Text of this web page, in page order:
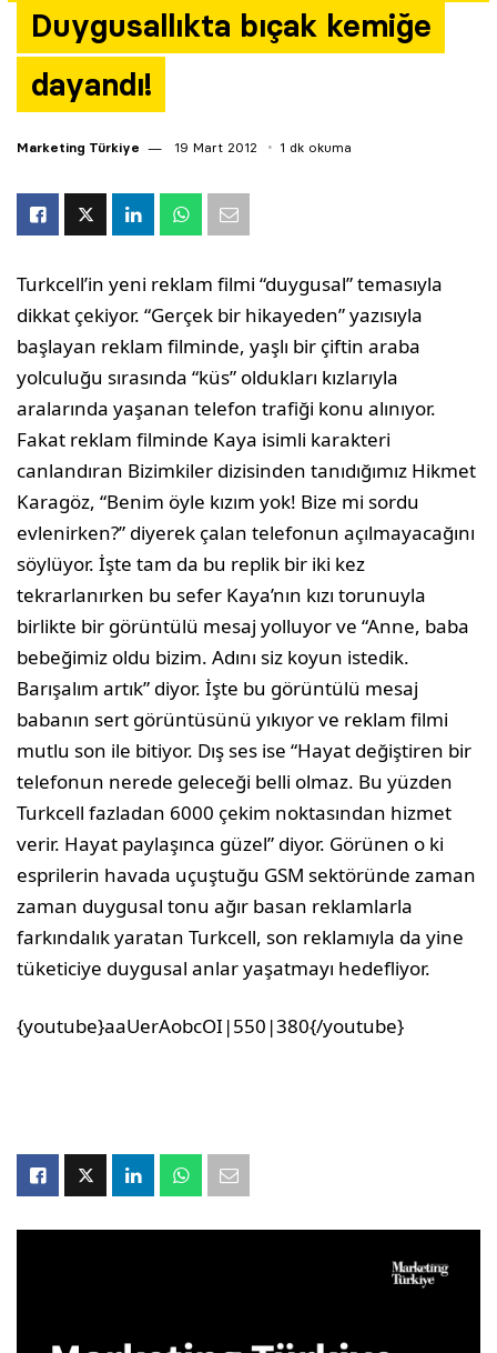
Duygusallıkta bıçak kemiğe
dayandı!
Marketing Türkiye 19 Mart 2012 1 dk okuma
Turkcell’in yeni reklam filmi “duygusal” temasıyla
dikkat çekiyor. “Gerçek bir hikayeden” yazısıyla
başlayan reklam filminde, yaşlı bir çiftin araba
yolculuğu sırasında “küs” oldukları kızlarıyla
aralarında yaşanan telefon trafiği konu alınıyor.
Fakat reklam filminde Kaya isimli karakteri
canlandıran Bizimkiler dizisinden tanıdığımız Hikmet
Karagöz, “Benim öyle kızım yok! Bize mi sordu
evlenirken?” diyerek çalan telefonun açılmayacağını
söylüyor. İşte tam da bu replik bir iki kez
tekrarlanırken bu sefer Kaya’nın kızı torunuyla
birlikte bir görüntülü mesaj yolluyor ve “Anne, baba
bebeğimiz oldu bizim. Adını siz koyun istedik.
Barışalım artık” diyor. İşte bu görüntülü mesaj
babanın sert görüntüsünü yıkıyor ve reklam filmi
mutlu son ile bitiyor. Dış ses ise “Hayat değiştiren bir
telefonun nerede geleceği belli olmaz. Bu yüzden
Turkcell fazladan 6000 çekim noktasından hizmet
verir. Hayat paylaşınca güzel” diyor. Görünen o ki
esprilerin havada uçuştuğu GSM sektöründe zaman
zaman duygusal tonu ağır basan reklamlarla
farkındalık yaratan Turkcell, son reklamıyla da yine
tüketiciye duygusal anlar yaşatmayı hedefliyor.
{youtube}aaUerAobcOI|550|380{/youtube}
Yazarlar
Araştırma